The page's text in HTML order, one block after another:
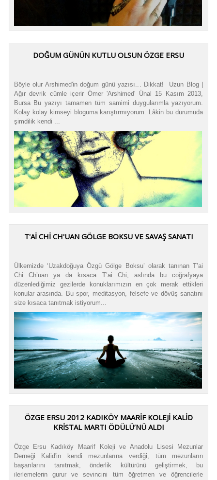
DOĞUM GÜNÜN KUTLU OLSUN ÖZGE ERSU
Böyle olur Arshimed'in doğum günü yazısı... Dikkat! Uzun Blog |
Ağır devrik cümle içerir Ömer 'Arshimed' Ünal 15 Kasım 2013,
Bursa Bu yazıyı tamamen tüm samimi duygularımla yazıyorum.
Kolay kolay kimseyi bloguma karıştırmıyorum. Lâkin bu durumuda
şimdilik kendi ...
T'Aİ CHİ CH'UAN GÖLGE BOKSU VE SAVAŞ SANATI
Ülkemizde ‘Uzakdoğuya Özgü Gölge Boksu’ olarak tanınan T’ai
Chi Ch’uan ya da kısaca T’ai Chi, aslında bu coğrafyaya
düzenlediğimiz gezilerde konuklarımızın en çok merak ettikleri
konular arasında. Bu spor, meditasyon, felsefe ve dövüş sanatını
size kısaca tanıtmak istiyorum...
ÖZGE ERSU 2012 KADIKÖY MAARİF KOLEJİ KALİD
KRİSTAL MARTI ÖDÜLÜ’NÜ ALDI
Özge Ersu Kadıköy Maarif Koleji ve Anadolu Lisesi Mezunlar
Derneği Kalid'in kendi mezunlarına verdiği, tüm mezunların
başarılarını tanıtmak, önderlik kültürünü geliştirmek, bu
ilerlemelerin gurur ve sevincini tüm öğretmen ve öğrencilerle